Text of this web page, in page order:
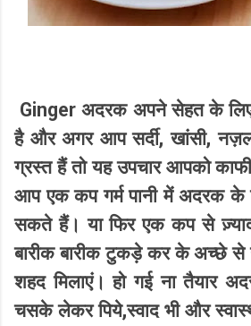
Gingerअदरक अपने सेहत के लिए
है और अगर आप सर्दी,खांसी,
ग्रस्त हैं तो यह उपचार आपको
आप एक कप गर्म पानी में अदरक
सकते हैं। या फिर एक कप से
बारीक बारीक टुकड़े कर के अच्छे
शहद मिलाएं। हो गई ना तैयार
चसके लेकर पिये,स्वाद भी और